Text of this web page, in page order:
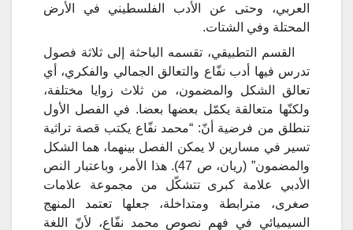
العربي، وحتى عن الأدب الفلسطيني في الأرض
المحتلة وفي الشتات.
القسم التطبيقي، تقسمه الباحثة إلى ثلاثة فصول
تدرس فيها أدب نفّاع والتعالق الجمالي والفكري، أي
تعالق الشكل والمضمون، من ثلاث زوايا مختلفة،
ولكنّها متعالقة يكمّل بعضها بعضا. في الفصل الأول
تنطلق من فرضية أنّ: “محمد نفّاع يكتب قصة تراثية
تسير في مسارين لا يمكن الفصل بينهما، هما الشكل
والمضمون” (ريان، ص 47). هذا الأمر، وباعتبار النص
الأدبي علامة كبرى تتشكّل من مجموعة علامات
صغرى، مترابطة ومتداخلة، جعلها تعتمد المنهج
السيميائي في فهم نصوص محمد نفّاع، لأنّ اللغة